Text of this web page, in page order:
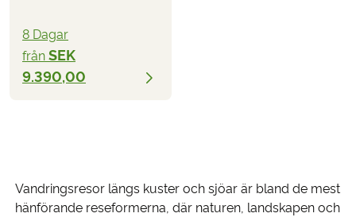
8 Dagar
från SEK
9.390,00
Vandringsresor längs kuster och sjöar är bland de mest
hänförande reseformerna, där naturen, landskapen och